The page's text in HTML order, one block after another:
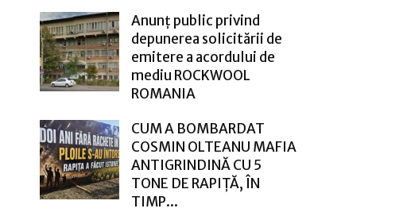
Anunț public privind
depunerea solicitării de
emitere a acordului de
mediu ROCKWOOL
ROMANIA
CUM A BOMBARDAT
COSMIN OLTEANU MAFIA
ANTIGRINDINĂ CU 5
TONE DE RAPIȚĂ, ÎN
TIMP...